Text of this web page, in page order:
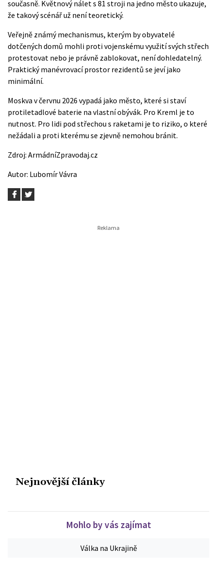
současně. Květnový nálet s 81 stroji na jedno město ukazuje,
že takový scénář už není teoretický.
Veřejně známý mechanismus, kterým by obyvatelé
dotčených domů mohli proti vojenskému využití svých střech
protestovat nebo je právně zablokovat, není dohledatelný.
Praktický manévrovací prostor rezidentů se jeví jako
minimální.
Moskva v červnu 2026 vypadá jako město, které si staví
protiletadlové baterie na vlastní obývák. Pro Kreml je to
nutnost. Pro lidi pod střechou s raketami je to riziko, o které
nežádali a proti kterému se zjevně nemohou bránit.
Zdroj: ArmádníZpravodaj.cz
Autor: Lubomír Vávra
Nejnovější články
Mohlo by vás zajímat
Válka na Ukrajině